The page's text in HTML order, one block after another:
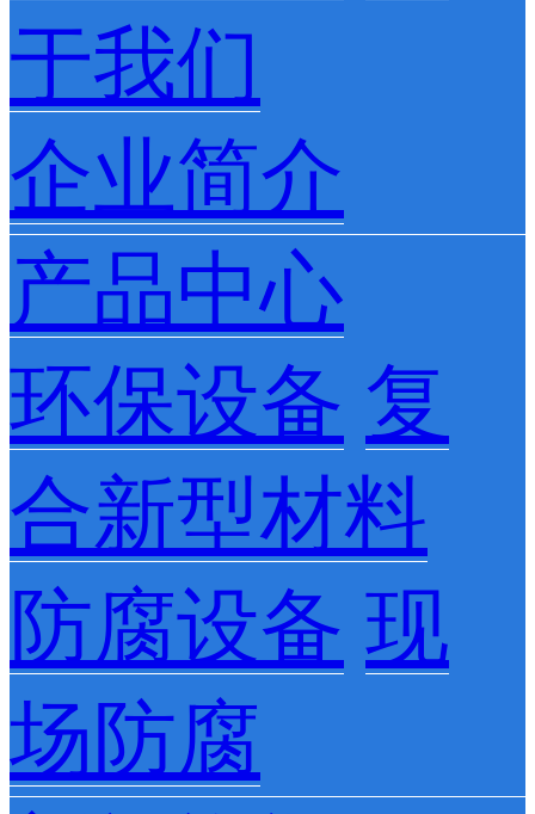
于我们
企业简介
产品中心
环保设备 复
合新型材料
防腐设备 现
场防腐